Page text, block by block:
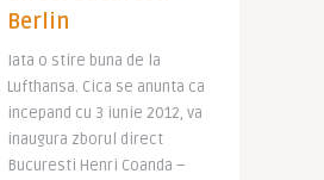
Berlin
Iata o stire buna de la
Lufthansa. Cica se anunta ca
incepand cu 3 iunie 2012, va
inaugura zborul direct
Bucuresti Henri Coanda –